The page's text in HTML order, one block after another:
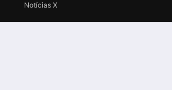
Notícias X